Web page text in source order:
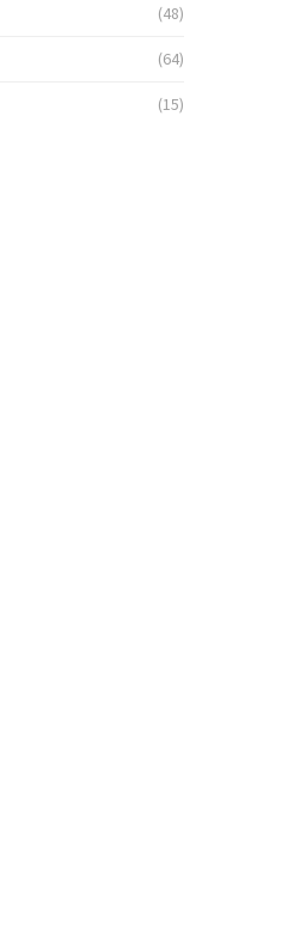
(48)
(64)
(15)